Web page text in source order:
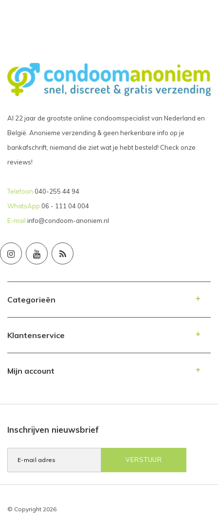
Al 22 jaar de grootste online condoomspecialist van Nederland en
België. Anonieme verzending & geen herkenbare info op je
bankafschrift, niemand die ziet wat je hebt besteld! Check onze
reviews!
Telefoon 040-255 44 94
WhatsApp 06 - 111 04 004
E-mail info@condoom-anoniem.nl
Categorieën
Klantenservice
Mijn account
Inschrijven nieuwsbrief
VERSTUUR
© Copyright 2026